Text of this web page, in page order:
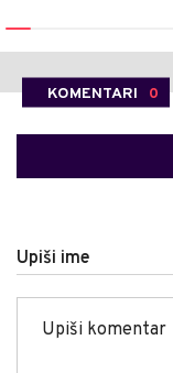
KOMENTARI 0
Upiši ime